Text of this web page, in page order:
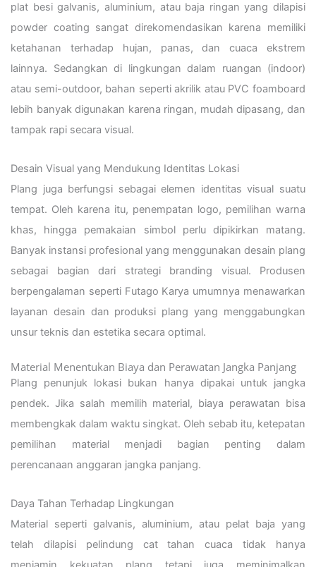
plat besi galvanis, aluminium, atau baja ringan yang dilapisi
powder coating sangat direkomendasikan karena memiliki
ketahanan terhadap hujan, panas, dan cuaca ekstrem
lainnya. Sedangkan di lingkungan dalam ruangan (indoor)
atau semi-outdoor, bahan seperti akrilik atau PVC foamboard
lebih banyak digunakan karena ringan, mudah dipasang, dan
tampak rapi secara visual.
Desain Visual yang Mendukung Identitas Lokasi
Plang juga berfungsi sebagai elemen identitas visual suatu
tempat. Oleh karena itu, penempatan logo, pemilihan warna
khas, hingga pemakaian simbol perlu dipikirkan matang.
Banyak instansi profesional yang menggunakan desain plang
sebagai bagian dari strategi branding visual. Produsen
berpengalaman seperti Futago Karya umumnya menawarkan
layanan desain dan produksi plang yang menggabungkan
unsur teknis dan estetika secara optimal.
Material Menentukan Biaya dan Perawatan Jangka Panjang
Plang penunjuk lokasi bukan hanya dipakai untuk jangka
pendek. Jika salah memilih material, biaya perawatan bisa
membengkak dalam waktu singkat. Oleh sebab itu, ketepatan
pemilihan material menjadi bagian penting dalam
perencanaan anggaran jangka panjang.
Daya Tahan Terhadap Lingkungan
Material seperti galvanis, aluminium, atau pelat baja yang
telah dilapisi pelindung cat tahan cuaca tidak hanya